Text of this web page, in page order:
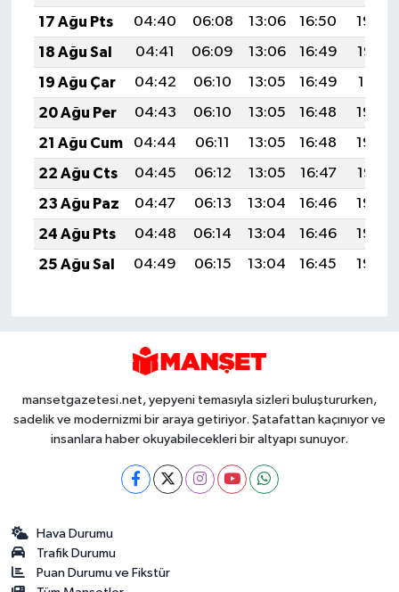
17 Ağu Pts
04:40 06:08 13:06 16:50
19:54
18 Ağu Sal
04:41 06:09 13:06 16:49
19:52
19 Ağu Çar
04:42 06:10 13:05 16:49
19:51
20 Ağu Per
04:43 06:10 13:05 16:48
19:50
21 Ağu Cum
04:44 06:11 13:05 16:48
19:49
22 Ağu Cts
04:45 06:12 13:05 16:47
19:47
23 Ağu Paz
04:47 06:13 13:04 16:46
19:46
24 Ağu Pts
04:48 06:14 13:04 16:46
19:45
25 Ağu Sal
04:49 06:15 13:04 16:45 19:43
mansetgazetesi.net, yepyeni temasıyla sizleri buluştururken,
sadelik ve modernizmi bir araya getiriyor. Şatafattan kaçınıyor ve
insanlara haber okuyabilecekleri bir altyapı sunuyor.
Hava Durumu
Trafik Durumu
Puan Durumu ve Fikstür